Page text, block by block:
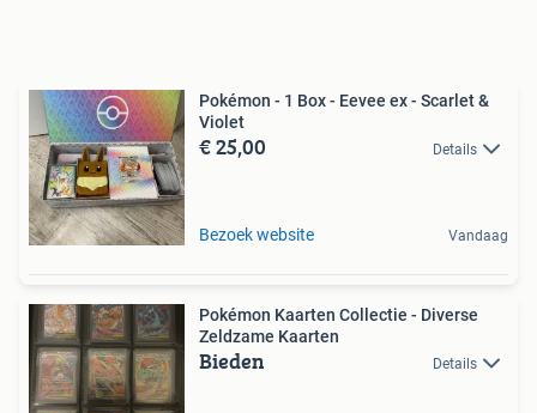
Pokémon - 1 Box - Eevee ex - Scarlet &
Violet
€ 25,00 Details
Bezoek website Vandaag
Pokémon Kaarten Collectie - Diverse
Zeldzame Kaarten
Bieden Details